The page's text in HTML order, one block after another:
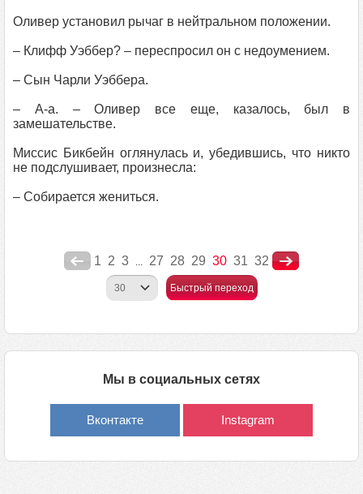
Оливер установил рычаг в нейтральном положении.
– Клифф Уэббер? – переспросил он с недоумением.
– Сын Чарли Уэббера.
– А‑а. – Оливер все еще, казалось, был в
замешательстве.
Миссис Бикбейн оглянулась и, убедившись, что никто
не подслушивает, произнесла:
– Собирается жениться.
1 2 3 ... 27 28 29 30 31 32
Быстрый переход
Мы в социальных сетях
Вконтакте Instagram